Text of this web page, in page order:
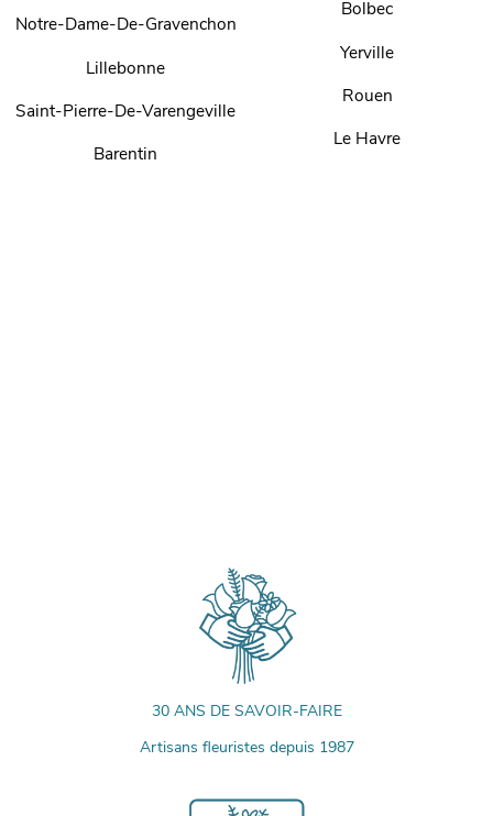
Notre-Dame-De-Gravenchon
Lillebonne
Saint-Pierre-De-Varengeville
Barentin
Bolbec
Yerville
Rouen
Le Havre
30 ANS DE SAVOIR-FAIRE
Artisans fleuristes depuis 1987